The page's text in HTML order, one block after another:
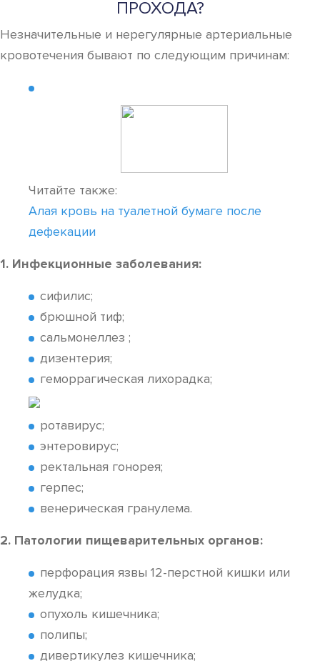
ПРОХОДА?
Незначительные и нерегулярные артериальные
кровотечения бывают по следующим причинам:
Читайте также:
Алая кровь на туалетной бумаге после
дефекации
1. Инфекционные заболевания:
сифилис;
брюшной тиф;
сальмонеллез ;
дизентерия;
геморрагическая лихорадка;
ротавирус;
энтеровирус;
ректальная гонорея;
герпес;
венерическая гранулема.
2. Патологии пищеварительных органов:
перфорация язвы 12-перстной кишки или
желудка;
опухоль кишечника;
полипы;
дивертикулез кишечника;